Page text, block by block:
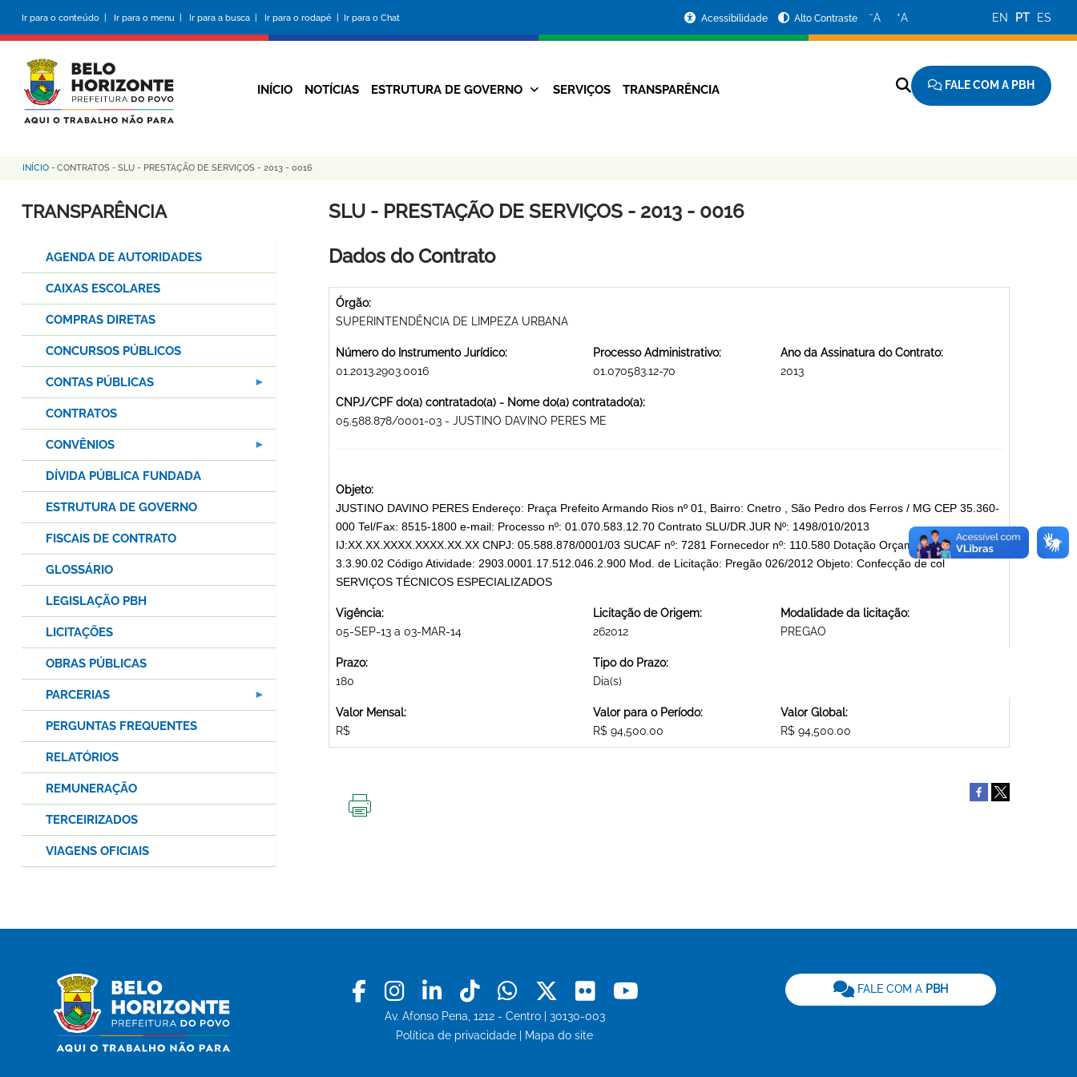
conteúdo
principal
Ir para o conteúdo | Ir para o menu | Ir para a busca | Ir para o rodapé | Ir para o Chat
da
Prefeitura
Acessibilidade Alto Contraste −A +A EN PT ES
Navegação
INÍCIO NOTÍCIAS ESTRUTURA DE GOVERNO SERVIÇOS TRANSPARÊNCIA FALE COM A PBH
Trilha
de
INÍCIO - CONTRATOS - SLU - PRESTAÇÃO DE SERVIÇOS - 2013 - 0016
SLU - PRESTAÇÃO DE SERVIÇOS - 2013 - 0016
Dados do Contrato
Órgão:
SUPERINTENDÊNCIA DE LIMPEZA URBANA
Número do Instrumento Jurídico:
01.2013.2903.0016
Processo Administrativo:
01.070583.12-70
Ano da Assinatura do Contrato:
2013
CNPJ/CPF do(a) contratado(a) - Nome do(a) contratado(a):
05.588.878/0001-03 - JUSTINO DAVINO PERES ME
Objeto:
JUSTINO DAVINO PERES Endereço: Praça Prefeito Armando Rios nº 01, Bairro: Cnetro , São Pedro dos Ferros / MG CEP 35.360-
000 Tel/Fax: 8515-1800 e-mail: Processo nº: 01.070.583.12.70 Contrato SLU/DR.JUR Nº: 1498/010/2013
IJ:XX.XX.XXXX.XXXX.XX.XX CNPJ: 05.588.878/0001/03 SUCAF nº: 7281 Fornecedor nº: 110.580 Dotação Orçamentária:
3.3.90.02 Código Atividade: 2903.0001.17.512.046.2.900 Mod. de Licitação: Pregão 026/2012 Objeto: Confecção de col
SERVIÇOS TÉCNICOS ESPECIALIZADOS
Vigência:
05-SEP-13 a 03-MAR-14
Licitação de Origem:
262012
Modalidade da licitação:
PREGAO
Prazo:
180
Tipo do Prazo:
Dia(s)
Valor Mensal:
R$
Valor para o Período:
R$ 94,500.00
Valor Global:
R$ 94,500.00
TRANSPARÊNCIA
AGENDA DE AUTORIDADES
CAIXAS ESCOLARES
COMPRAS DIRETAS
CONCURSOS PÚBLICOS
CONTAS PÚBLICAS
CONTRATOS
CONVÊNIOS
DÍVIDA PÚBLICA FUNDADA
ESTRUTURA DE GOVERNO
FISCAIS DE CONTRATO
GLOSSÁRIO
LEGISLAÇÃO PBH
LICITAÇÕES
OBRAS PÚBLICAS
PARCERIAS
PERGUNTAS FREQUENTES
RELATÓRIOS
REMUNERAÇÃO
TERCEIRIZADOS
VIAGENS OFICIAIS
Facebook
Instagram
LinkedinTiktokWhatsapp
X Flickr
Av. Afonso Pena, 1212 - Centro | 30130-003
Política de privacidade
Mapa do site
FALE COM A PBH